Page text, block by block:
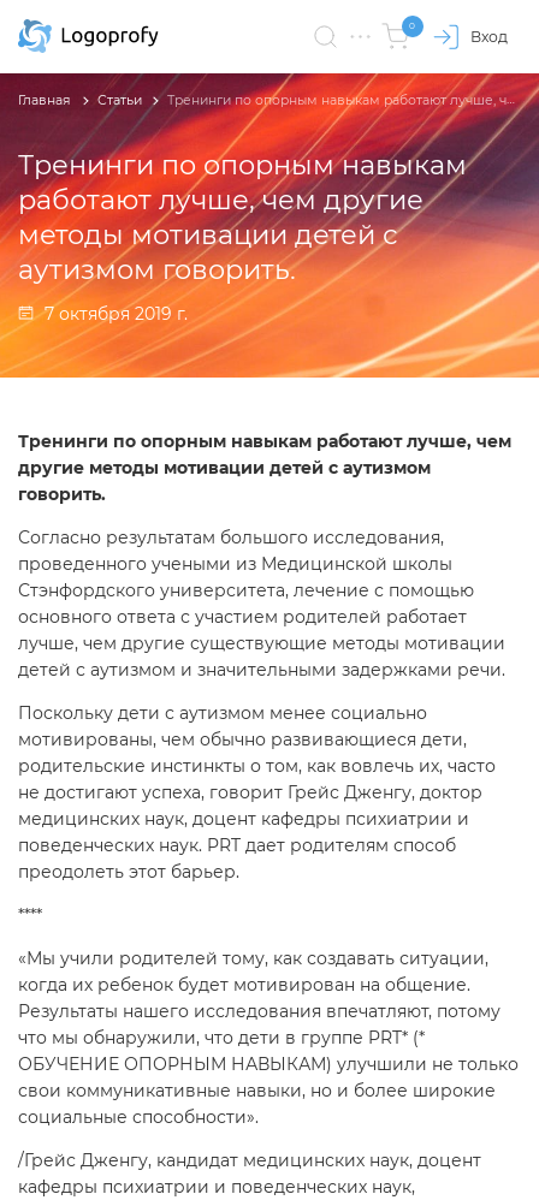
0
Вход
​Тренинги по опорным навыкам
работают лучше, чем другие
методы мотивации детей с
аутизмом говорить.
7 октября 2019 г.
Главная Статьи ​Тренинги по опорным навыкам работают лучше, чем другие методы мотивации детей с аутизмом говорить.
Тренинги по опорным навыкам работают лучше, чем
другие методы мотивации детей с аутизмом
говорить.
Согласно результатам большого исследования,
проведенного учеными из Медицинской школы
Стэнфордского университета, лечение с помощью
основного ответа с участием родителей работает
лучше, чем другие существующие методы мотивации
детей с аутизмом и значительными задержками речи.
Поскольку дети с аутизмом менее социально
мотивированы, чем обычно развивающиеся дети,
родительские инстинкты о том, как вовлечь их, часто
не достигают успеха, говорит Грейс Дженгу, доктор
медицинских наук, доцент кафедры психиатрии и
поведенческих наук. PRT дает родителям способ
преодолеть этот барьер.
****
«Мы учили родителей тому, как создавать ситуации,
когда их ребенок будет мотивирован на общение.
Результаты нашего исследования впечатляют, потому
что мы обнаружили, что дети в группе PRT* (*
ОБУЧЕНИЕ ОПОРНЫМ НАВЫКАМ) улучшили не только
свои коммуникативные навыки, но и более широкие
социальные способности».
/Грейс Дженгу, кандидат медицинских наук, доцент
кафедры психиатрии и поведенческих наук,